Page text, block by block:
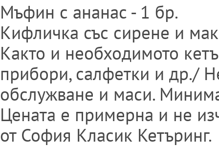
Мъфин с ананас - 1 бр.
Кифличка със сирене и
Както и необходимото
прибори, салфетки и др./
обслужване и маси.
Цената е примерна и не
от София Класик Кетъринг.